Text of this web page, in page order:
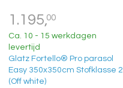
1.195,00
Ca. 10 - 15 werkdagen
levertijd
Glatz Fortello® Pro parasol
Easy 350x350cm Stofklasse 2
(Off white)